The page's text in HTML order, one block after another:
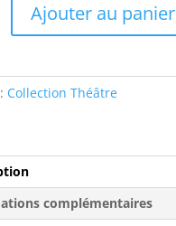
Ajouter au panier
Collection Théâtre
complémentaires